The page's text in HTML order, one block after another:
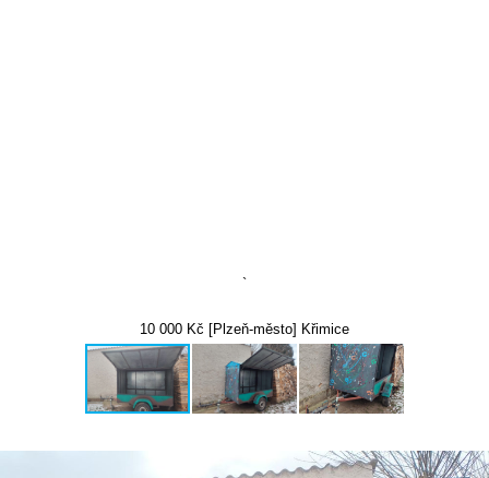
`
10 000 Kč [Plzeň-město] Křimice